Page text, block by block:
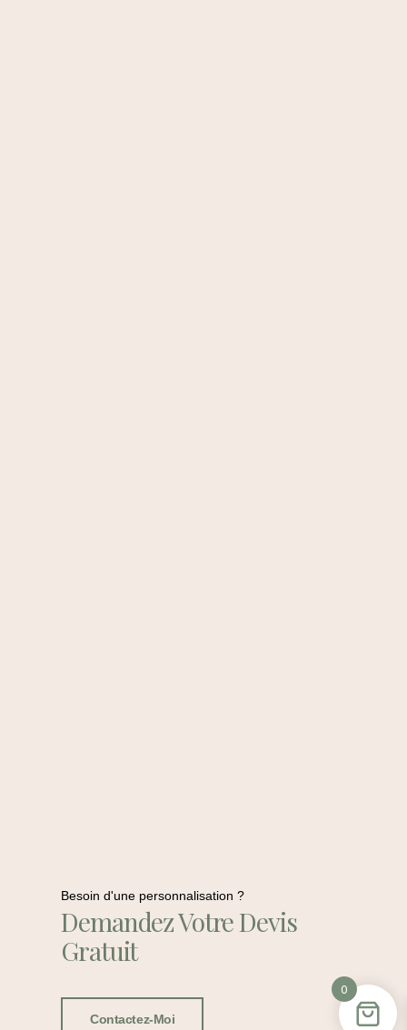
Besoin d'une personnalisation ?
Demandez Votre Devis
Gratuit
Contactez-Moi
0